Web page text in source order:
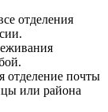
отделения
отделение почты
или района